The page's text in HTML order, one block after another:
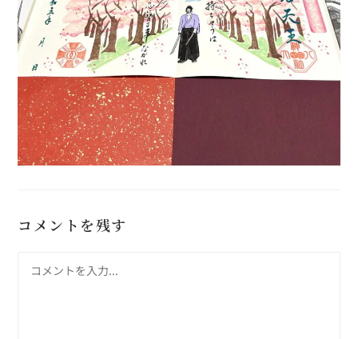
コメントを残す